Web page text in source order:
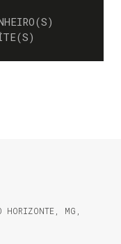
HORIZONTE MG